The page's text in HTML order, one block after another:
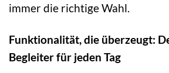
immer die richtige Wahl.
Funktionalität, die überzeugt:
Begleiter für jeden Tag